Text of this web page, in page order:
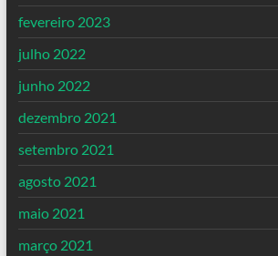
fevereiro 2023
julho 2022
junho 2022
dezembro 2021
setembro 2021
agosto 2021
maio 2021
março 2021